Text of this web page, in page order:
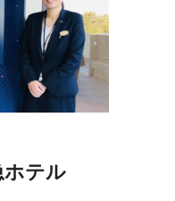
テル